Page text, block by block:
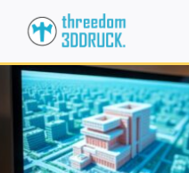
Inhalt
springen